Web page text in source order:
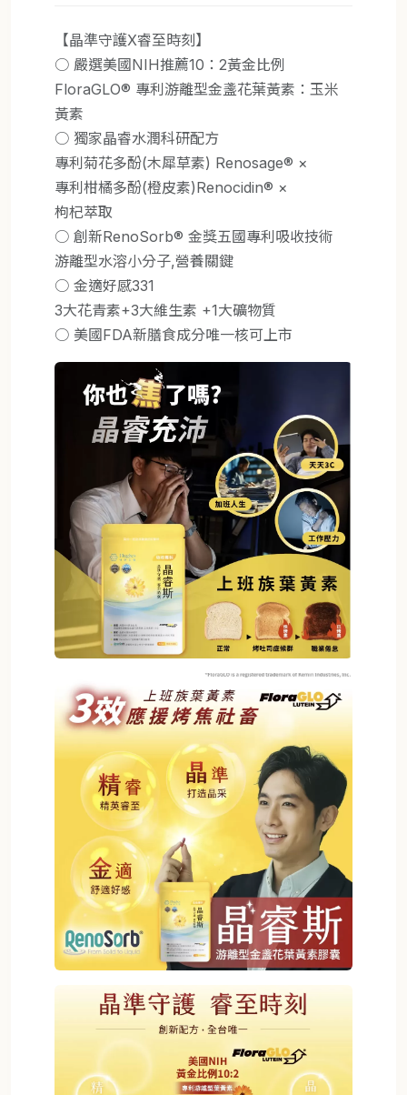
【晶準守護X睿至時刻】
○ 嚴選美國NIH推薦10：2黃金比例
FloraGLO® 專利游離型金盞花葉黃素：玉米
黃素
○ 獨家晶睿水潤科研配方
專利菊花多酚(木犀草素) Renosage® ×
專利柑橘多酚(橙皮素)Renocidin® ×
枸杞萃取
○ 創新RenoSorb® 金獎五國專利吸收技術
游離型水溶小分子,營養關鍵
○ 金適好感331
3大花青素+3大維生素 +1大礦物質
○ 美國FDA新膳食成分唯一核可上市